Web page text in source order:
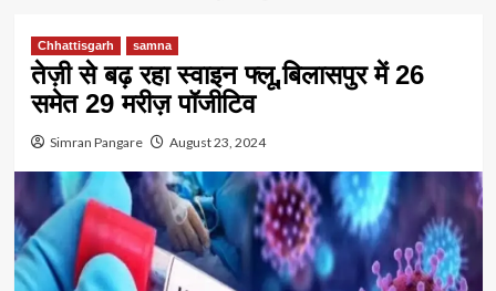
Chhattisgarh samna
तेज़ी से बढ़ रहा स्वाइन फ्लू,बिलासपुर में 26
समेत 29 मरीज़ पॉजीटिव
Simran Pangare August 23, 2024